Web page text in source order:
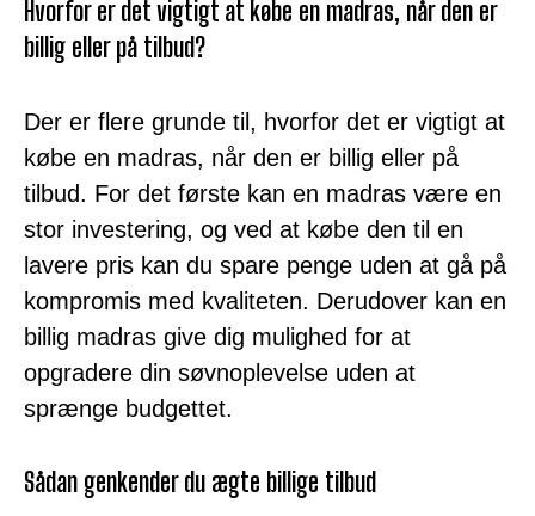
Hvorfor er det vigtigt at købe en madras, når den er
billig eller på tilbud?
Der er flere grunde til, hvorfor det er vigtigt at
købe en madras, når den er billig eller på
tilbud. For det første kan en madras være en
stor investering, og ved at købe den til en
lavere pris kan du spare penge uden at gå på
kompromis med kvaliteten. Derudover kan en
billig madras give dig mulighed for at
opgradere din søvnoplevelse uden at
sprænge budgettet.
Sådan genkender du ægte billige tilbud